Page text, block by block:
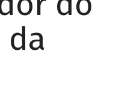
da